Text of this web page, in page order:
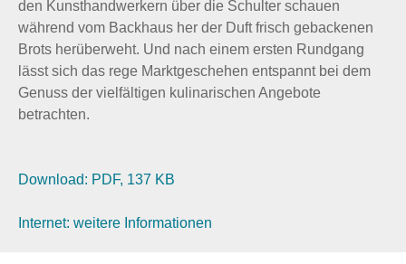
den Kunsthandwerkern über die Schulter schauen
während vom Backhaus her der Duft frisch gebackenen
Brots herüberweht. Und nach einem ersten Rundgang
lässt sich das rege Marktgeschehen entspannt bei dem
Genuss der vielfältigen kulinarischen Angebote
betrachten.
Download: PDF, 137 KB
Internet: weitere Informationen